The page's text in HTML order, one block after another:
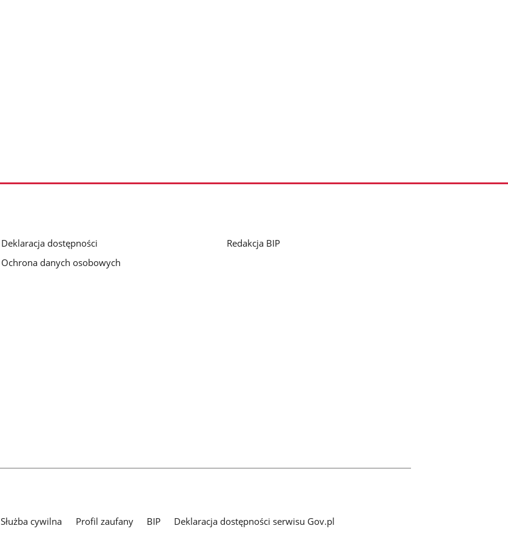
Deklaracja dostępności
Ochrona danych osobowych
Redakcja BIP
Służba cywilna Profil zaufany BIP
Deklaracja dostępności serwisu Gov.pl